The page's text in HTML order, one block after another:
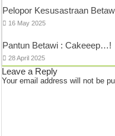
Pelopor Kesusastraan
16 May 2025
Pantun Betawi : Cakeeep…!
28 April 2025
Leave a Reply
Your email address will not be